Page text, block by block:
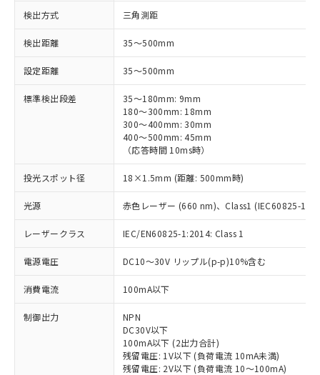
検出方式 三角測距
検出距離 35～500mm
設定距離 35～500mm
標準検出段差
35～180mm: 9mm
180～300mm: 18mm
300～400mm: 30mm
400～500mm: 45mm
（応答時間 10ms時）
投光スポット径 18×1.5mm (距離: 500mm時)
光源 赤色レーザー (660 nm)、Class1 (IEC60825-
レーザークラス IEC/EN60825-1:2014: Class 1
電源電圧 DC10～30V リップル(p-p)10%含む
消費電流 100mA以下
制御出力
NPN
DC30V以下
100mA以下 (2出力合計)
残留電圧: 1V以下 (負荷電流 10mA未満)
残留電圧: 2V以下 (負荷電流 10～100mA)